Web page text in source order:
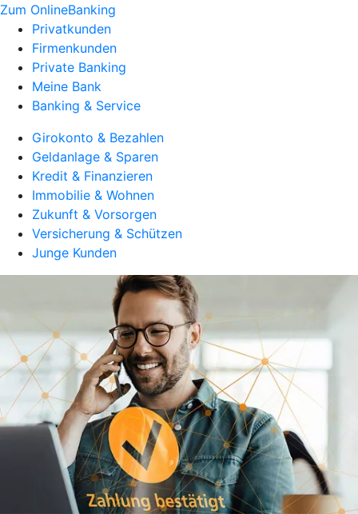
Zum OnlineBanking
Privatkunden
Firmenkunden
Private Banking
Meine Bank
Banking & Service
Girokonto & Bezahlen
Geldanlage & Sparen
Kredit & Finanzieren
Immobilie & Wohnen
Zukunft & Vorsorgen
Versicherung & Schützen
Junge Kunden